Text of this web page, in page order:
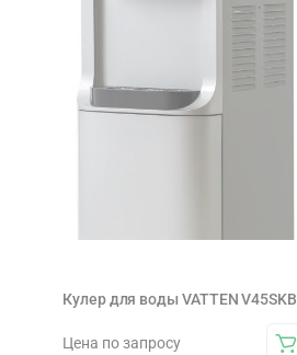
Кулер для воды VATTEN V45SKB
Цена по запросу